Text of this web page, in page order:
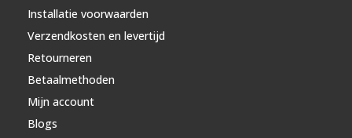
Installatie voorwaarden
Verzendkosten en levertijd
Retourneren
Betaalmethoden
Mijn account
Blogs